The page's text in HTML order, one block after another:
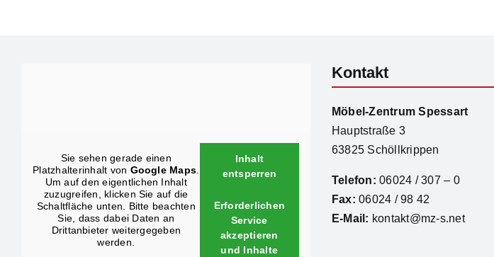
Sie sehen gerade einen
Platzhalterinhalt von Google Maps.
Um auf den eigentlichen Inhalt
zuzugreifen, klicken Sie auf die
Schaltfläche unten. Bitte beachten
Sie, dass dabei Daten an
Drittanbieter weitergegeben
werden.
Inhalt
entsperren
Erforderlichen
Service
akzeptieren
und Inhalte
Kontakt
Möbel-Zentrum Spessart
Hauptstraße 3
63825 Schöllkrippen
Telefon: 06024 / 307 – 0
Fax: 06024 / 98 42
E-Mail: kontakt@mz-s.net